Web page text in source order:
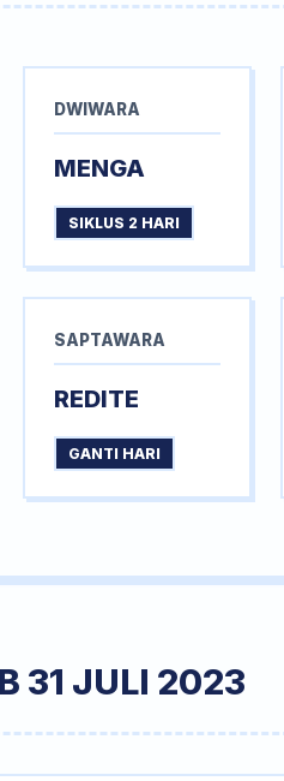
DWIWARA
MENGA
SIKLUS 2 HARI
SAPTAWARA
REDITE
GANTI HARI
31 JULI 2023